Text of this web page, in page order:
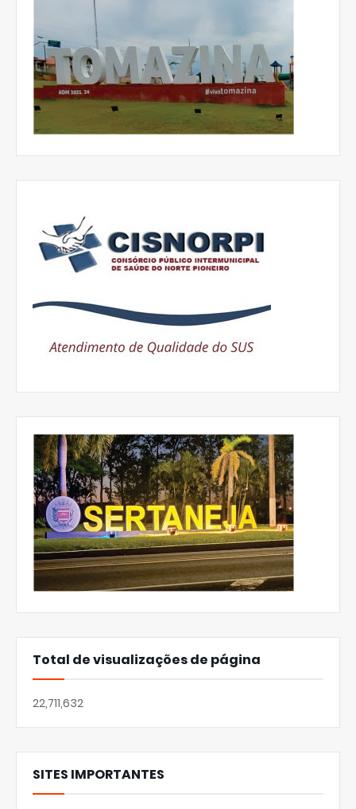
Total de visualizações de página
22,711,632
SITES IMPORTANTES